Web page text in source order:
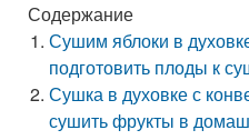
Содержание
Сушим яблоки в
подготовить плоды к
Сушка в духовке с
сушить фрукты в